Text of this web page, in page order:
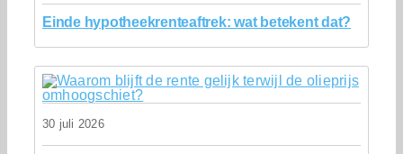
Einde hypotheekrenteaftrek: wat betekent dat?
30 juli 2026